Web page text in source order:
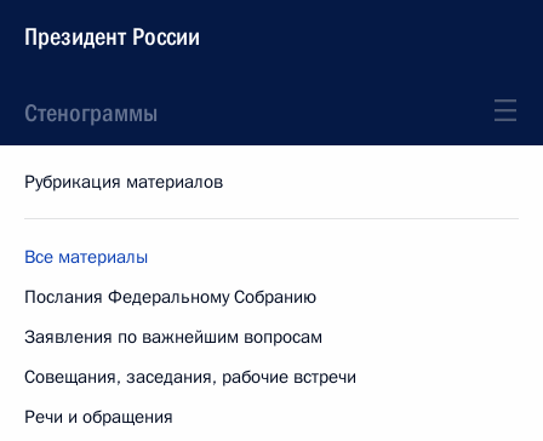
Президент России
Стенограммы
Рубрикация материалов
Все материалы
Послания Федеральному Собранию
Заявления по важнейшим вопросам
Совещания, заседания, рабочие встречи
Речи и обращения